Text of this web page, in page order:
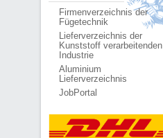
Firmenverzeichnis der
Fügetechnik
Lieferverzeichnis der
Kunststoff verarbeitenden
Industrie
Aluminium
Lieferverzeichnis
JobPortal